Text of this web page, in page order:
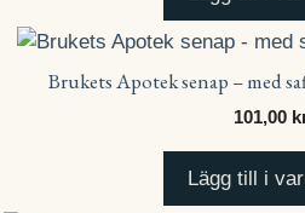
Brukets Apotek senap – med
101,00
Lägg till i